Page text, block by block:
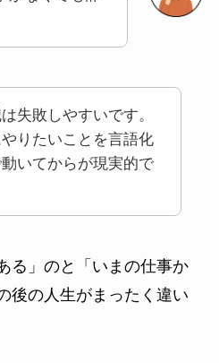
失敗しやすいです。
りたいことを言語化
いてからが現実的で
る」のと「いまの仕事か
後の人生がまったく違い